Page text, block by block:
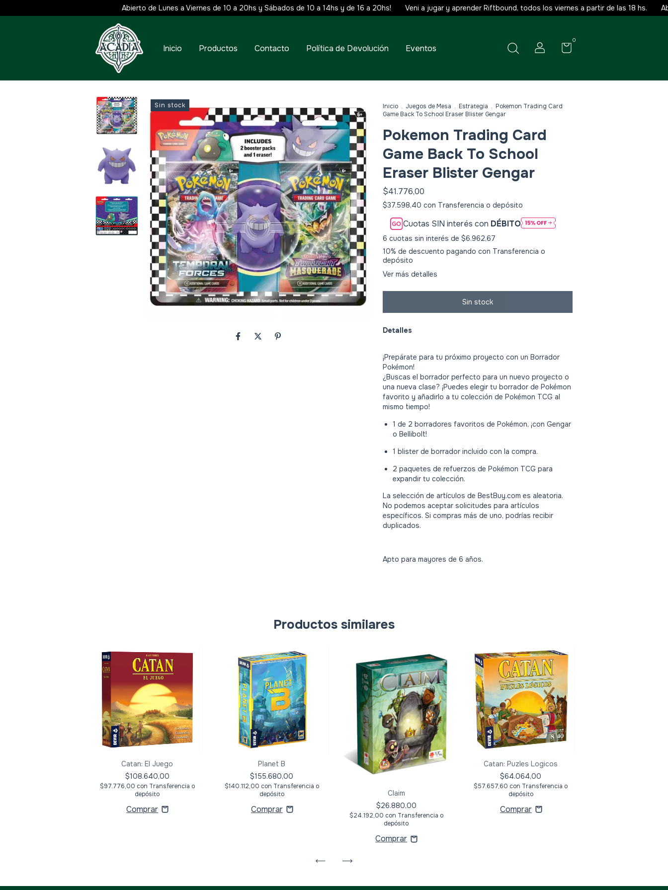
Abierto de Lunes a Viernes de 10 a 20hs y Sábados de 10 a 14hs y de 16 a 20hs! Veni a jugar y aprender Riftbound, todos los viernes a partir de las 18 hs. Abierto
Inicio Productos Contacto Política de Devolución Eventos
0
Sin stock Inicio . Juegos de Mesa . Estrategia . Pokemon Trading Card
Game Back To School Eraser Blister Gengar
Pokemon Trading Card
Game Back To School
Eraser Blister Gengar
$41.776,00
$37.598,40 con Transferencia o depósito
Cuotas SIN interés con DÉBITO
6 cuotas sin interés de $6.962,67
10% de descuento pagando con Transferencia o
depósito
Ver más detalles
Detalles
¡Prepárate para tu próximo proyecto con un Borrador
Pokémon!
¿Buscas el borrador perfecto para un nuevo proyecto o
una nueva clase? ¡Puedes elegir tu borrador de Pokémon
favorito y añadirlo a tu colección de Pokémon TCG al
mismo tiempo!
1 de 2 borradores favoritos de Pokémon, ¡con Gengar
o Bellibolt!
1 blister de borrador incluido con la compra.
2 paquetes de refuerzos de Pokémon TCG para
expandir tu colección.
La selección de artículos de BestBuy.com es aleatoria.
No podemos aceptar solicitudes para artículos
específicos. Si compras más de uno, podrías recibir
duplicados.
Apto para mayores de 6 años.
Productos similares
Catan: El Juego
$108.640,00
$97.776,00 con Transferencia o
depósito
Planet B
$155.680,00
$140.112,00 con Transferencia o
depósito
Claim
$26.880,00
$24.192,00 con Transferencia o
depósito
Catan: Puzles Logicos
$64.064,00
$57.657,60 con Transferencia o
depósito